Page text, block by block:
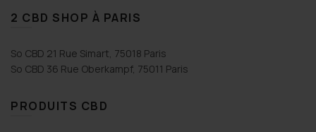
2 CBD SHOP À PARIS
So CBD 21 Rue Simart, 75018 Paris
So CBD 36 Rue Oberkampf, 75011 Paris
PRODUITS CBD